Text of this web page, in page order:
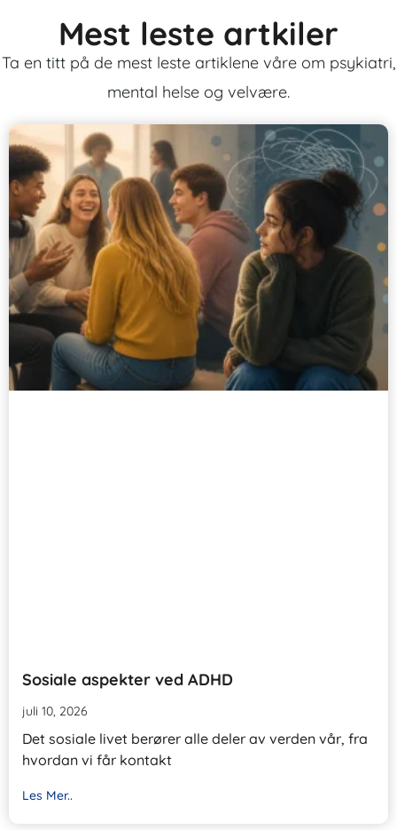
Mest leste artkiler
Ta en titt på de mest leste artiklene våre om psykiatri,
mental helse og velvære.
Sosiale aspekter ved ADHD
juli 10, 2026
Det sosiale livet berører alle deler av verden vår, fra
hvordan vi får kontakt
Les Mer..